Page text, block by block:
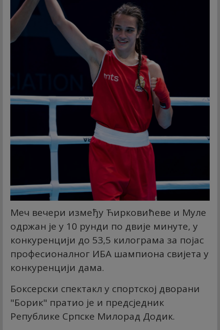
Меч вечери између Ћирковићеве и Муле
одржан је у 10 рунди по двије минуте, у
конкуренцији до 53,5 килограма за појас
професионалног ИБА шампиона свијета у
конкуренцији дама.
Боксерски спектакл у спортској дворани
"Борик" пратио је и предсједник
Републике Српске Милорад Додик.